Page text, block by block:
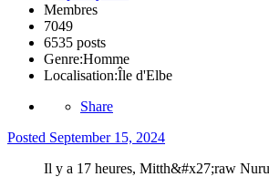
Membres
7049
6535 posts
Genre:Homme
Localisation:Île d'Elbe
Share
Posted September 15, 2024
Il y a 17 heures, Mitth&#x27;raw